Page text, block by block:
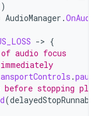
AudioManager .
-> {
audio focus
.pause
stopping
(delayedStopRunnable